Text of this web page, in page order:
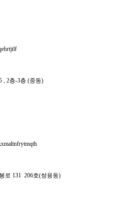
, 2층-3층 (중동)
로 131 206호(쌍용동)